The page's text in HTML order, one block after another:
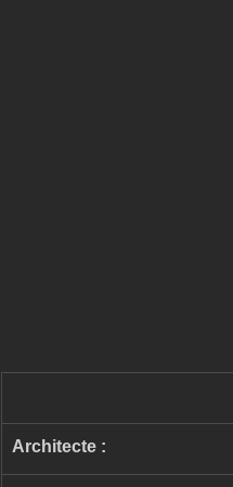
Architecte :